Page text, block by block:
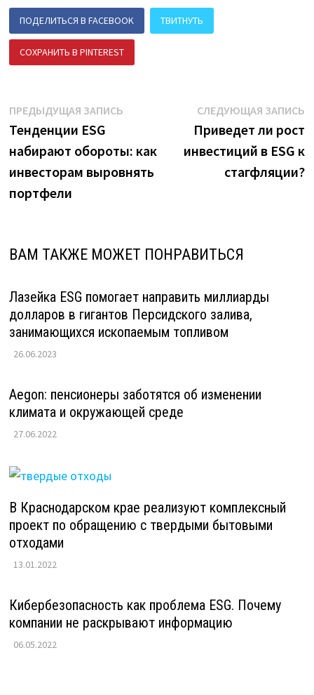
ПОДЕЛИТЬСЯ В FACEBOOK ТВИТНУТЬ
СОХРАНИТЬ В PINTEREST
Навигация
по
записям
ПРЕДЫДУЩАЯ ЗАПИСЬПредыдущая
Тенденции ESG
набирают обороты: как
инвесторам выровнять
портфели
СЛЕДУЮЩАЯ ЗАПИСЬ
Приведет ли рост
инвестиций в ESG к
стагфляции?
ВАМ ТАКЖЕ МОЖЕТ ПОНРАВИТЬСЯ
Лазейка ESG помогает направить миллиарды
долларов в гигантов Персидского залива,
занимающихся ископаемым топливом
26.06.2023
Aegon: пенсионеры заботятся об изменении
климата и окружающей среде
27.06.2022
В Краснодарском крае реализуют комплексный
проект по обращению с твердыми бытовыми
отходами
13.01.2022
Кибербезопасность как проблема ESG. Почему
компании не раскрывают информацию
06.05.2022